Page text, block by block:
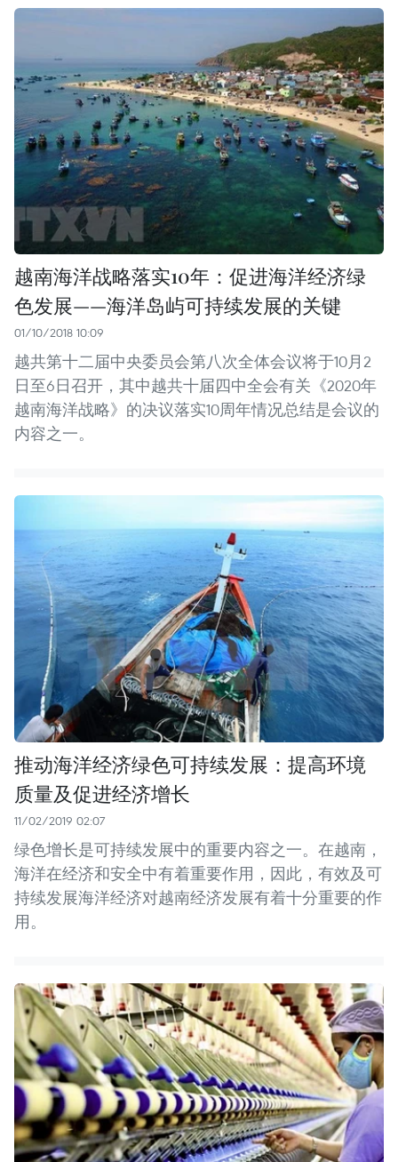
越南海洋战略落实10年：促进海洋经济绿
色发展——海洋岛屿可持续发展的关键
01/10/2018 10:09
越共第十二届中央委员会第八次全体会议将于10月2
日至6日召开，其中越共十届四中全会有关《2020年
越南海洋战略》的决议落实10周年情况总结是会议的
内容之一。
推动海洋经济绿色可持续发展：提高环境
质量及促进经济增长
11/02/2019 02:07
绿色增长是可持续发展中的重要内容之一。在越南，
海洋在经济和安全中有着重要作用，因此，有效及可
持续发展海洋经济对越南经济发展有着十分重要的作
用。